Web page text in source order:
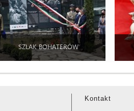
SZLAK BOHATERÓW
Kontakt